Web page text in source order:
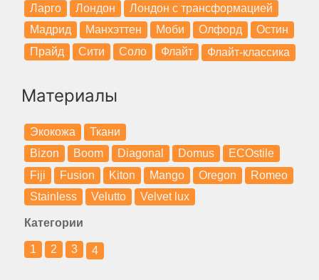
Ларго
Лондон
Лондон с трансформацией
Мадрид
Манхэттен Моби Олфорд
Остин
Прайд
Сити Соло Флайт Флайт-классика
Материалы
Экокожа
Ткани
Bizon
Boom Diagonal Domus
ECOstile
Fiji
Fusion Kiton Mango Oregon
Romeo
Stainless
Velutto Velvet lux
Категории
1 2 3 4